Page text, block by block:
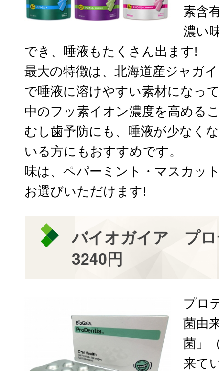
素含
濃い
でき、唾液もたくさん出ます!
最大の特徴は、北海道産ジャガ
で唾液に溶けやすい素材になっ
中のフッ素イオン濃度を高める
むし歯予防にも、唾液が少なく
いる方にもおすすめです。
味は、ペパーミント・マスカッ
お選びいただけます!
バイオガイア プロ
3240円
プロ
菌由
菌」
来て